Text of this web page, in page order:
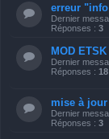
erreur
Dernier
Réponses : 3
MOD
Dernier
Réponses : 18
mise à
Dernier
Réponses : 3